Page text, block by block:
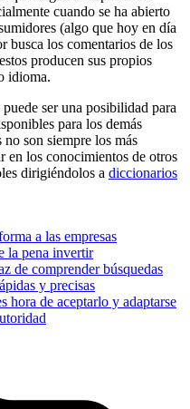
cuando se ha abierto
(algo que hoy en día
busca los comentarios de los
producen sus propios
idioma.
ser una posibilidad para
para los demás
no son siempre los más
en los conocimientos de otros
dirigiéndolos a diccionarios
a las empresas
la pena invertir
de comprender búsquedas
y precisas
hora de aceptarlo y adaptarse